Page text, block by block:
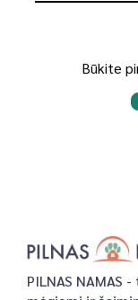
Būkite
PILNAS